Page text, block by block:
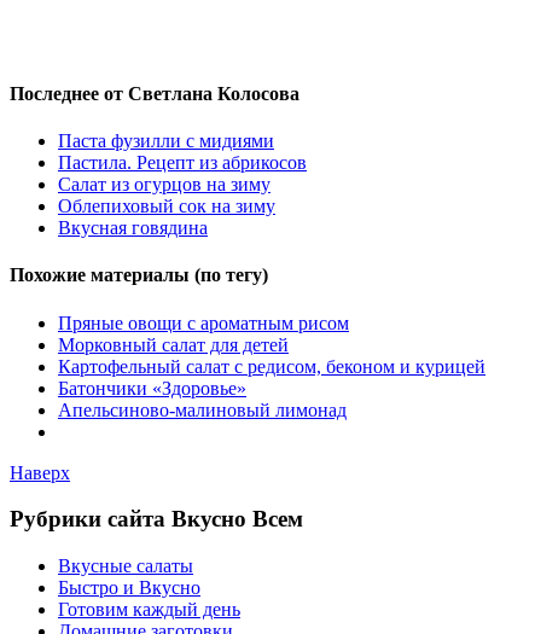
Последнее от Светлана Колосова
Паста фузилли с мидиями
Пастила. Рецепт из абрикосов
Салат из огурцов на зиму
Облепиховый сок на зиму
Вкусная говядина
Похожие материалы (по тегу)
Пряные овощи с ароматным рисом
Морковный салат для детей
Картофельный салат с редисом, беконом и курицей
Батончики «Здоровье»
Апельсиново-малиновый лимонад
Наверх
Рубрики сайта Вкусно Всем
Вкусные салаты
Быстро и Вкусно
Готовим каждый день